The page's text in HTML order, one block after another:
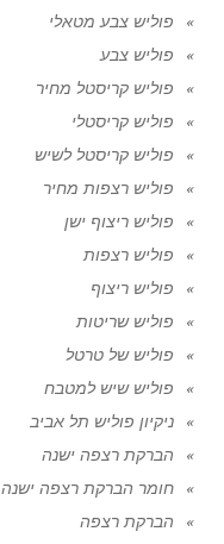
פוליש צבע מטאלי
פוליש צבע
פוליש קריסטל מחיר
פוליש קריסטלי
פוליש קריסטל לשיש
פוליש רצפות מחיר
פוליש ריצוף ישן
פוליש רצפות
פוליש ריצוף
פוליש שריטות
פוליש של טרטל
פוליש שיש למטבח
ניקיון פוליש תל אביב
הברקת רצפה ישנה
חומר הברקת רצפה ישנה
הברקת רצפה